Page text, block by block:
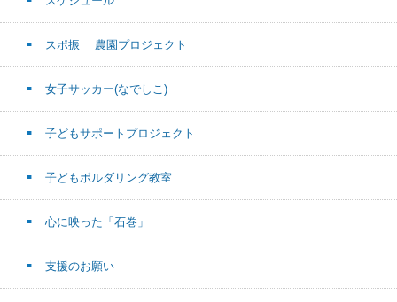
スポ振 農園プロジェクト
女子サッカー(なでしこ)
子どもサポートプロジェクト
子どもボルダリング教室
心に映った「石巻」
支援のお願い